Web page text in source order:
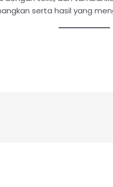
serta hasil yang